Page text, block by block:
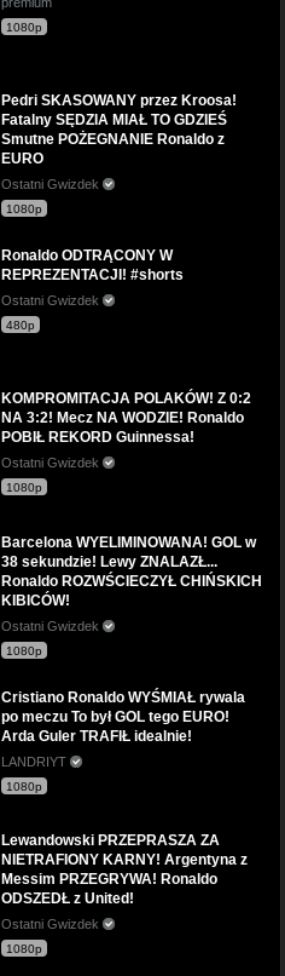
1080p
Pedri SKASOWANY przez Kroosa!
Fatalny SĘDZIA MIAŁ TO GDZIEŚ
Smutne POŻEGNANIE Ronaldo z
EURO
Ostatni Gwizdek
1080p
Ronaldo ODTRĄCONY W
REPREZENTACJI! #shorts
Ostatni Gwizdek
480p
KOMPROMITACJA POLAKÓW! Z 0:2
NA 3:2! Mecz NA WODZIE! Ronaldo
POBIŁ REKORD Guinnessa!
Ostatni Gwizdek
1080p
Barcelona WYELIMINOWANA! GOL w
38 sekundzie! Lewy ZNALAZŁ...
Ronaldo ROZWŚCIECZYŁ CHIŃSKICH
KIBICÓW!
Ostatni Gwizdek
1080p
Cristiano Ronaldo WYŚMIAŁ rywala
po meczu To był GOL tego EURO!
Arda Guler TRAFIŁ idealnie!
LANDRIYT
1080p
Lewandowski PRZEPRASZA ZA
NIETRAFIONY KARNY! Argentyna z
Messim PRZEGRYWA! Ronaldo
ODSZEDŁ z United!
Ostatni Gwizdek
1080p